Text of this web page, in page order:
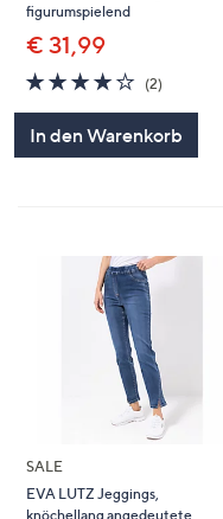
figurumspielend
€ 31,99
4.0
von
(2)
In den Warenkorb
SALE
EVA LUTZ Jeggings,
knöchellang angedeutete